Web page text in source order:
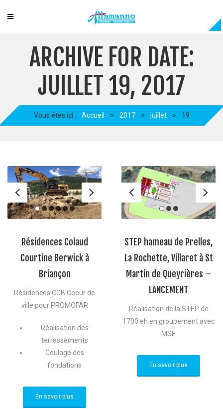
ARCHIVE FOR DATE:
JUILLET 19, 2017
Vous êtes ici : Accueil > 2017 > juillet > 19
Résidences Colaud
Courtine Berwick à
Briançon
Résidences CCB Coeur de
ville pour PROMOFAR
Réalisation des
terrassements
Coulage des
fondations
En savoir plus
STEP hameau de Prelles,
La Rochette, Villaret à St
Martin de Queyrières –
LANCEMENT
Réalisation de la STEP de
1700 eh en groupement avec
MSE
En savoir plus